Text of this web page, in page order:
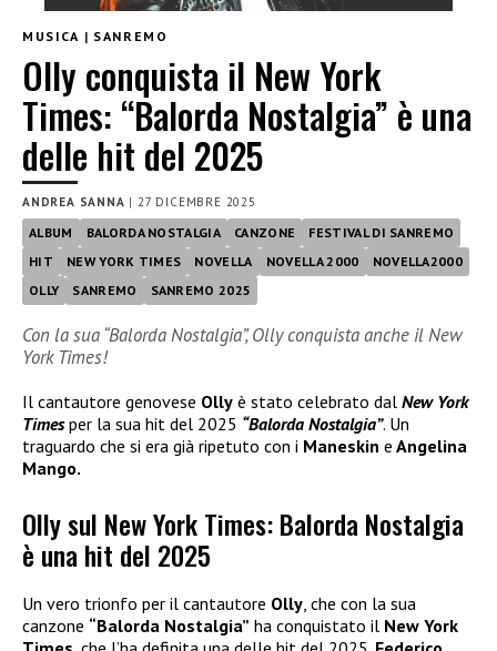
MUSICA | SANREMO
Olly conquista il New York
Times: “Balorda Nostalgia” è una
delle hit del 2025
ANDREA SANNA |27 DICEMBRE 2025
ALBUM BALORDA NOSTALGIA CANZONE
FESTIVAL DI SANREMO
HIT
NEW YORK TIMES NOVELLA NOVELLA 2000
NOVELLA2000
OLLY
SANREMO SANREMO 2025
Con la sua “Balorda Nostalgia”, Olly conquista anche il New
York Times!
Il cantautore genovese Olly è stato celebrato dal New York
Timesper la sua hit del 2025 “Balorda Nostalgia”. Un
traguardo che si era già ripetuto con i Maneskin e Angelina
Mango.
Olly sul New York Times: Balorda Nostalgia
è una hit del 2025
Un vero trionfo per il cantautore Olly, che con la sua
canzone “Balorda Nostalgia” ha conquistato il New York